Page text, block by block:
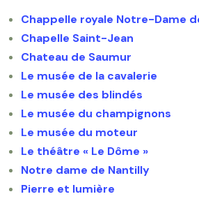
Chappelle royale Notre-Dame
Chapelle Saint-Jean
Chateau de Saumur
Le musée de la cavalerie
Le musée des blindés
Le musée du champignons
Le musée du moteur
Le théâtre « Le Dôme »
Notre dame de Nantilly
Pierre et lumière